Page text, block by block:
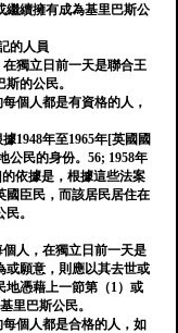
繼續擁有成為基里巴斯公
的人員
獨立日前一天是聯合王
的公民。
個人都是有資格的人，
1948年至1965年[英國國
公民的身份。56; 1958年
的依據是，根據這些法案
國臣民，而該居民居住在
。
人，在獨立日前一天是
或願意，則應以其去世或
地憑藉上一節第（1）或
里巴斯公民。
個人都是合格的人，如